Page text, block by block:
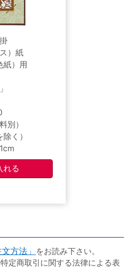
）紙
紙）用
別）
く）
文方法」 をお読み下さい。
特定商取引に関する法律による表